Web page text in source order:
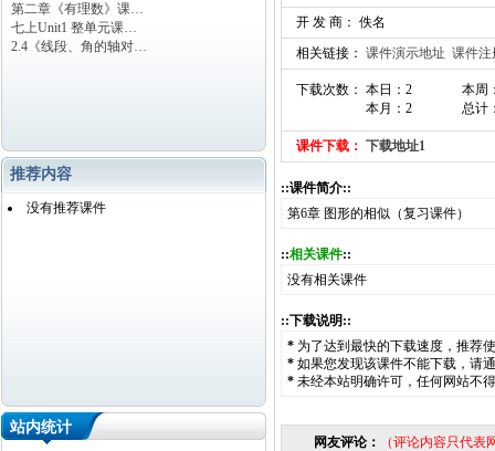
第二章《有理数》课…
七上Unit1 整单元课…
2.4《线段、角的轴对…
推荐内容
没有推荐课件
站内统计
开 发 商： 佚名
相关链接： 课件演示地址 课件注
下载次数： 本日：2
本月：2
本周
总计
课件下载： 下载地址1
::课件简介::
第6章 图形的相似（复习课件）
::相关课件::
没有相关课件
::下载说明::
* 为了达到最快的下载速度，推荐
* 如果您发现该课件不能下载，请
* 未经本站明确许可，任何网站不
网友评论： （评论内容只代